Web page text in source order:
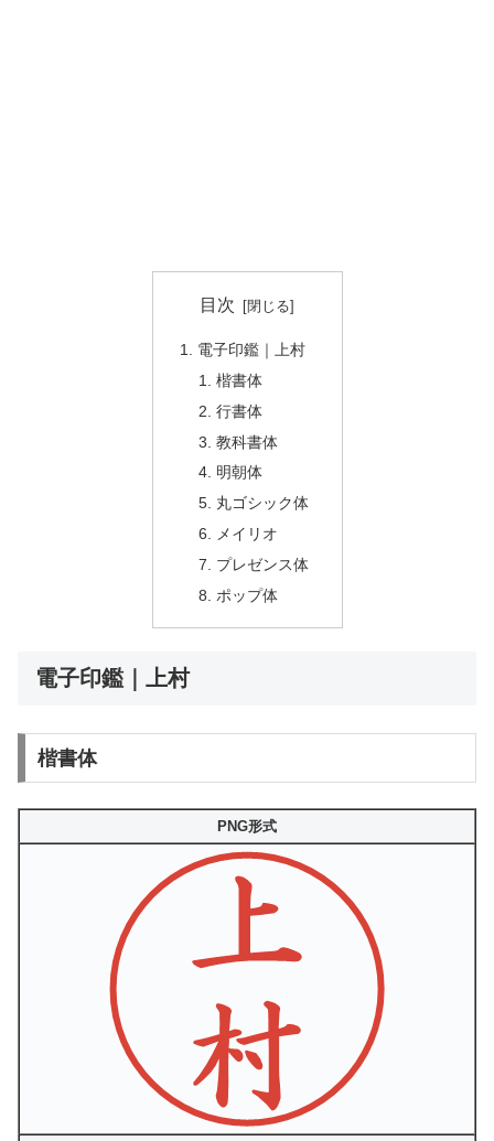
目次
電子印鑑｜上村
楷書体
行書体
教科書体
明朝体
丸ゴシック体
メイリオ
プレゼンス体
ポップ体
電子印鑑｜上村
楷書体
PNG形式